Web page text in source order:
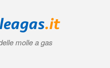
molle a gas